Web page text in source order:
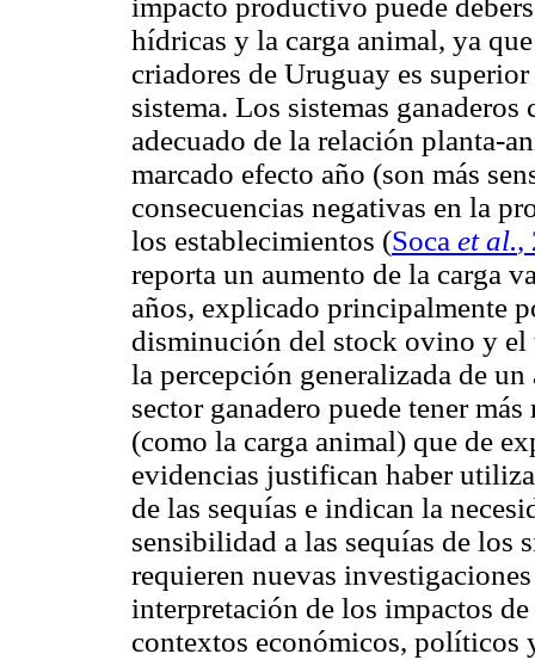
impacto productivo puede
hídricas y la carga animal, ya
criadores de Uruguay es
sistema. Los sistemas
adecuado de la relación planta-
marcado efecto año (son más
consecuencias negativas en la
los establecimientos (Soca et al.,
reporta un aumento de la carga
años, explicado principalmente
disminución del stock ovino y el
la percepción generalizada de
sector ganadero puede tener
(como la carga animal) que de
evidencias justifican haber
de las sequías e indican la
sensibilidad a las sequías de los
requieren nuevas
interpretación de los impactos
contextos económicos, políticos